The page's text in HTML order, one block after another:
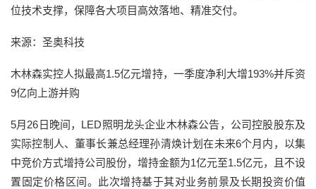
位技术支撑，保障各大项目高效落地、精准交付。
来源：圣奥科技
木林森实控人拟最高1.5亿元增持，一季度净利大增193%并斥资
9亿向上游并购
5月26日晚间，LED照明龙头企业木林森公告，公司控股股东及
实际控制人、董事长兼总经理孙清焕计划在未来6个月内，以集
中竞价方式增持公司股份，增持金额为1亿元至1.5亿元，且不设
置固定价格区间。此次增持基于其对业务前景及长期投资价值